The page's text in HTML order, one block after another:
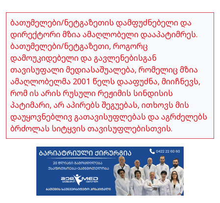
ბათუმელები/ნეტგაზეთის დამფუძნებელი და
დირექტორი მზია ამაღლობელი დააპატიმრეს.
ბათუმელები/ნეტგაზეთი, როგორც
დამოუკიდებელი და გავლენებისგან
თავისუფალი მედიასაშუალება, რომელიც მზია
ამაღლობელმა 2001 წელს დააფუძნა, მიიჩნევს,
რომ ის არის რუსული რეჟიმის სინდისის
პატიმარი, არ აპირებს შეგუებას, ითხოვს მის
დაუყოვნებლივ გათავისუფლებას და აგრძელებს
ბრძოლას სიტყვის თავისუფლებისთვის.